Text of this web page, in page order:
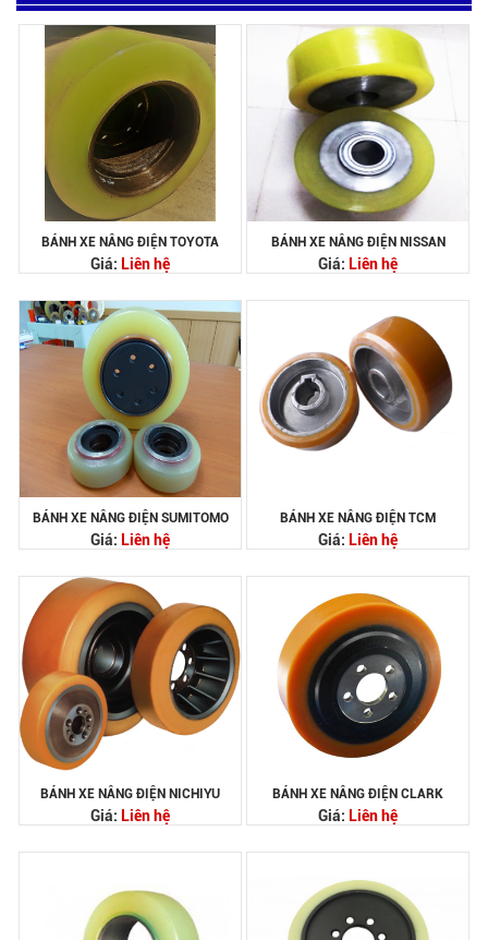
BÁNH XE NÂNG ĐIỆN TOYOTA
Giá: Liên hệ
BÁNH XE NÂNG ĐIỆN NISSAN
Giá: Liên hệ
BÁNH XE NÂNG ĐIỆN SUMITOMO
Giá: Liên hệ
BÁNH XE NÂNG ĐIỆN TCM
Giá: Liên hệ
BÁNH XE NÂNG ĐIỆN NICHIYU
Giá: Liên hệ
BÁNH XE NÂNG ĐIỆN CLARK
Giá: Liên hệ